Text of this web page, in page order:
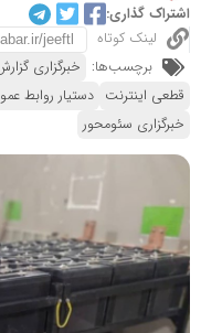
اشتراک گذاری:
لینک کوتاه
برچسب‌ها:
خبرگزاری
قطعی اینترنت دستیار روابط
خبرگزاری سئومحور